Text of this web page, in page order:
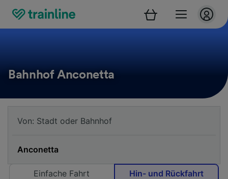
Bahnhof Anconetta
Einfache Fahrt Hin- und Rückfahrt